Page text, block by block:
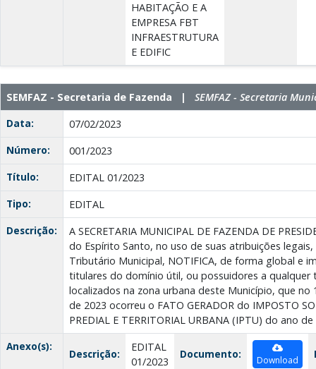
HABITAÇÃO E A
EMPRESA FBT
INFRAESTRUTURA
E EDIFIC
SEMFAZ - Secretaria de Fazenda | SEMFAZ - Secretaria
Data:
07/02/2023
Número:
001/2023
Título:
EDITAL 01/2023
Tipo:
EDITAL
Descrição:
A SECRETARIA MUNICIPAL DE FAZENDA DE
do Espírito Santo, no uso de suas atribuições
Tributário Municipal, NOTIFICA, de forma global e
titulares do domínio útil, ou possuidores a qualquer
localizados na zona urbana deste Município, que no
de 2023 ocorreu o FATO GERADOR do IMPOSTO
PREDIAL E TERRITORIAL URBANA (IPTU) do ano de
Anexo(s):
Descrição:
EDITAL
01/2023
Documento: Download